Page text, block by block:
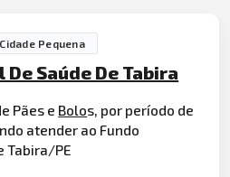
Cidade Pequena
Saúde De Tabira
Pães e Bolos, por período de
atender ao Fundo
Tabira/PE